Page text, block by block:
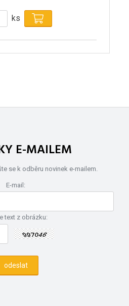
ks
E-MAILEM
se k odběru novinek e-mailem.
E-mail:
text z obrázku: